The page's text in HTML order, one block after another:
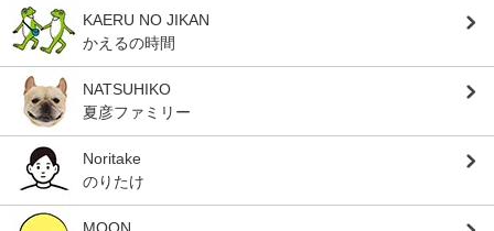
KAERU NO JIKAN
かえるの時間
NATSUHIKO
夏彦ファミリー
Noritake
のりたけ